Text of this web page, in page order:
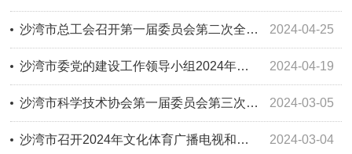
2024-04-25
沙湾市总工会召开第一届委员会第二次全体会议
2024-04-19
沙湾市委党的建设工作领导小组2024年第一次会议召开
2024-03-05
沙湾市科学技术协会第一届委员会第三次会议召开
2024-03-04
沙湾市召开2024年文化体育广播电视和旅游工作会议